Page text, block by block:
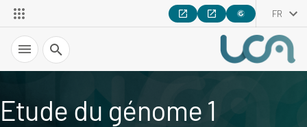
FR
Recherche
Etude du génome 1